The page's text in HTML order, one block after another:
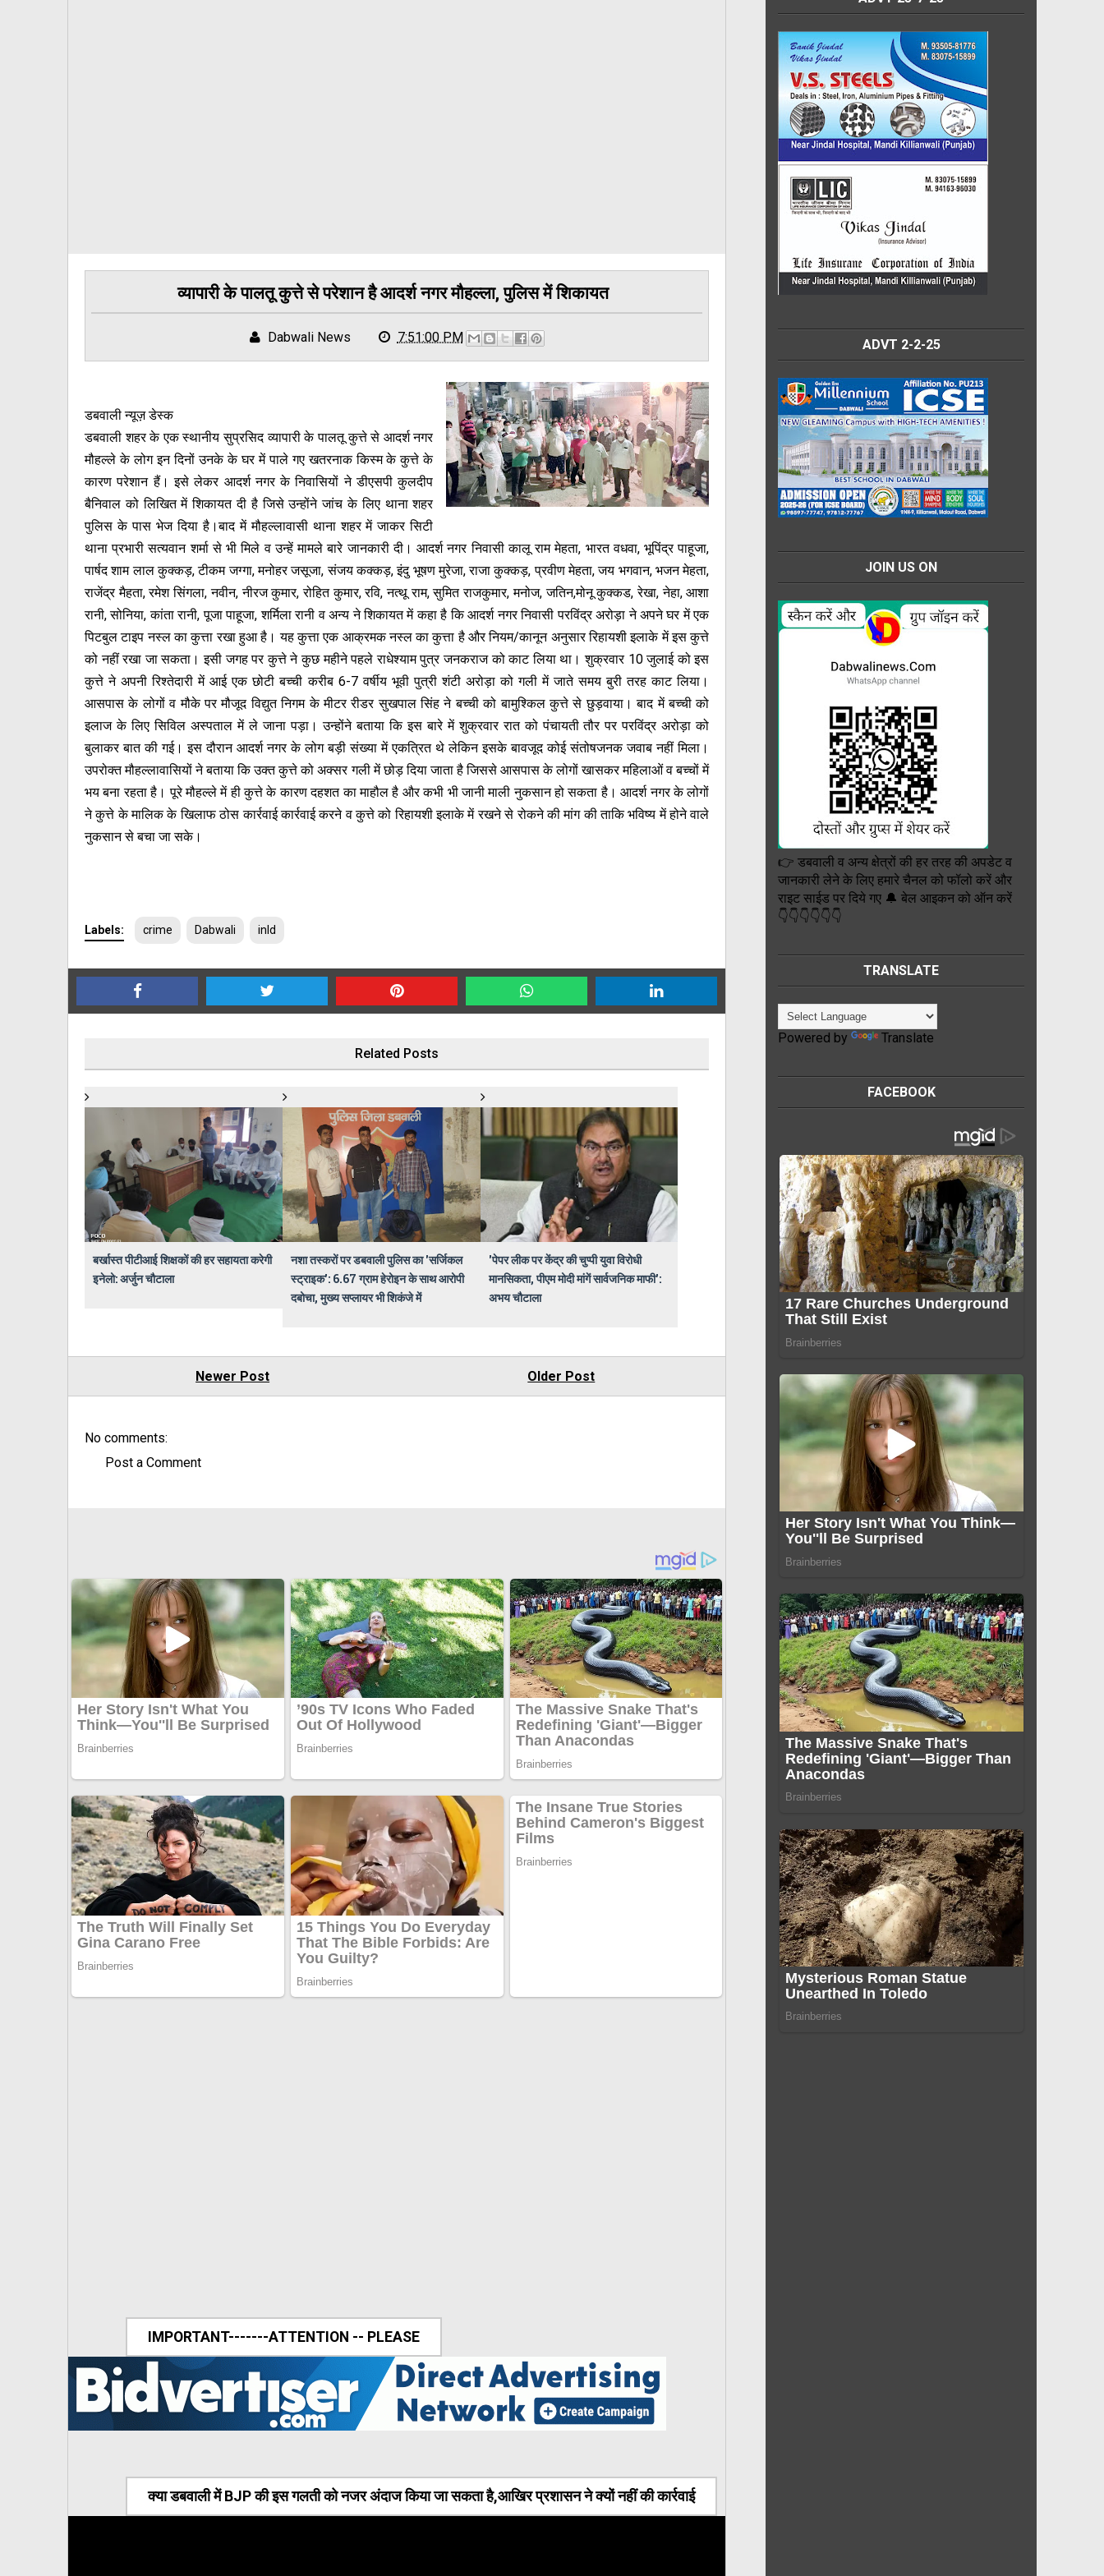
व्यापारी के पालतू कुत्ते से परेशान है आदर्श नगर मौहल्ला, पुलिस में शिकायत
Dabwali News 7:51:00 PM
डबवाली न्यूज़ डेस्क
डबवाली शहर के एक स्थानीय सुप्रसिद व्यापारी के पालतू कुत्ते से आदर्श नगर
मौहल्ले के लोग इन दिनों उनके के घर में पाले गए खतरनाक किस्म के कुत्ते के
कारण परेशान हैं। इसे लेकर आदर्श नगर के निवासियों ने डीएसपी कुलदीप
बैनिवाल को लिखित में शिकायत दी है जिसे उन्होंने जांच के लिए थाना शहर
पुलिस के पास भेज दिया है।बाद में मौहल्लावासी थाना शहर में जाकर सिटी
थाना प्रभारी सत्यवान शर्मा से भी मिले व उन्हें मामले बारे जानकारी दी। आदर्श नगर निवासी कालू राम मेहता, भारत वधवा, भूपिंद्र पाहूजा,
पार्षद शाम लाल कुक्कड़, टीकम जग्गा, मनोहर जसूजा, संजय कक्कड़, इंदु भूषण मुरेजा, राजा कुक्कड़, प्रवीण मेहता, जय भगवान, भजन मेहता,
राजेंद्र मैहता, रमेश सिंगला, नवीन, नीरज कुमार, रोहित कुमार, रवि, नत्थू राम, सुमित राजकुमार, मनोज, जतिन,मोनू कुक्कड, रेखा, नेहा, आशा
रानी, सोनिया, कांता रानी, पूजा पाहूजा, शर्मिला रानी व अन्य ने शिकायत में कहा है कि आदर्श नगर निवासी परविंद्र अरोड़ा ने अपने घर में एक
पिटबुल टाइप नस्ल का कुत्ता रखा हुआ है। यह कुत्ता एक आक्रमक नस्ल का कुत्ता है और नियम/कानून अनुसार रिहायशी इलाके में इस कुत्ते
को नहीं रखा जा सकता। इसी जगह पर कुत्ते ने कुछ महीने पहले राधेश्याम पुत्र जनकराज को काट लिया था। शुक्रवार 10 जुलाई को इस
कुत्ते ने अपनी रिश्तेदारी में आई एक छोटी बच्ची करीब 6-7 वर्षीय भूवी पुत्री शंटी अरोड़ा को गली में जाते समय बुरी तरह काट लिया।
आसपास के लोगों व मौके पर मौजूद विद्युत निगम के मीटर रीडर सुखपाल सिंह ने बच्ची को बामुश्किल कुत्ते से छुड़वाया। बाद में बच्ची को
इलाज के लिए सिविल अस्पताल में ले जाना पड़ा। उन्होंने बताया कि इस बारे में शुक्रवार रात को पंचायती तौर पर परविंद्र अरोड़ा को
बुलाकर बात की गई। इस दौरान आदर्श नगर के लोग बड़ी संख्या में एकत्रित थे लेकिन इसके बावजूद कोई संतोषजनक जवाब नहीं मिला।
उपरोक्त मौहल्लावासियों ने बताया कि उक्त कुत्ते को अक्सर गली में छोड़ दिया जाता है जिससे आसपास के लोगों खासकर महिलाओं व बच्चों में
भय बना रहता है। पूरे मौहल्ले में ही कुत्ते के कारण दहशत का माहौल है और कभी भी जानी माली नुकसान हो सकता है। आदर्श नगर के लोगों
ने कुत्ते के मालिक के खिलाफ ठोस कार्रवाई कार्रवाई करने व कुत्ते को रिहायशी इलाके में रखने से रोकने की मांग की ताकि भविष्य में होने वाले
नुकसान से बचा जा सके।
Labels: crime Dabwali inld
Related Posts
बर्खास्त पीटीआई शिक्षकों की हर सहायता करेगी
इनेलो: अर्जुन चौटाला
नशा तस्करों पर डबवाली पुलिस का 'सर्जिकल
स्ट्राइक': 6.67 ग्राम हेरोइन के साथ आरोपी
दबोचा, मुख्य सप्लायर भी शिकंजे में
'पेपर लीक पर केंद्र की चुप्पी युवा विरोधी
मानसिकता, पीएम मोदी मांगें सार्वजनिक माफी':
अभय चौटाला
Newer Post Older Post
No comments:
Post a Comment
IMPORTANT-------ATTENTION -- PLEASE
क्या डबवाली में BJP की इस गलती को नजर अंदाज किया जा सकता है,आखिर प्रशासन ने क्यों नहीं की कार्रवाई
ADVT 2-2-25
JOIN US ON
👉 डबवाली व अन्य क्षेत्रों की हर तरह की अपडेट व
जानकारी लेने के लिए हमारे चैनल को फॉलो करें और
राइट साईड पर दिये गए 🔔 बेल आइकन को ऑन करें
👇👇👇👇👇👇
TRANSLATE
Powered by Translate
FACEBOOK